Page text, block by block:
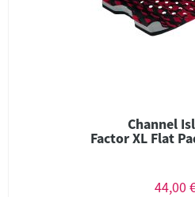
Channel
Factor XL Flat
44,00